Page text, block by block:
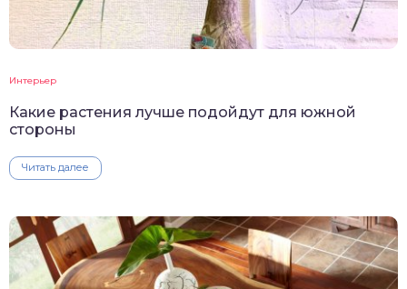
Интерьер
Какие растения лучше подойдут для южной
стороны
Читать далее